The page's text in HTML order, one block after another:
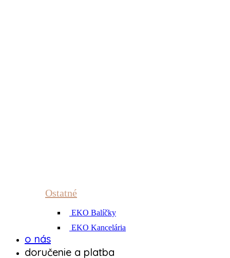
Ostatné
EKO Balíčky
EKO Kancelária
o nás
doručenie a platba